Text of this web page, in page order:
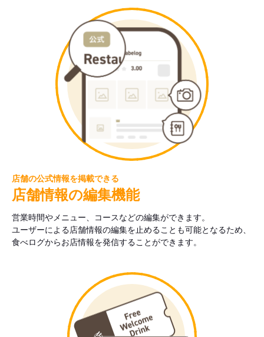
店舗の公式情報を掲載できる
店舗情報の編集機能
営業時間やメニュー、コースなどの編集ができます。
ユーザーによる店舗情報の編集を止めることも可能となるため、
食べログからお店情報を発信することができます。